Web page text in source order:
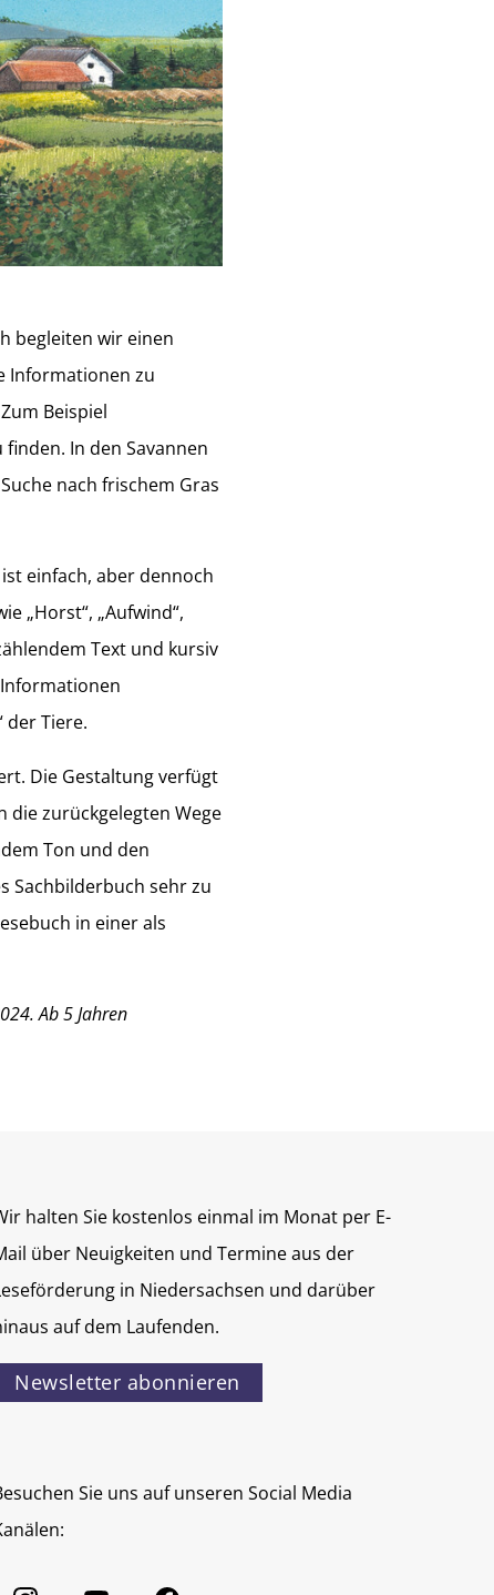
begleiten wir einen
Informationen zu
Beispiel
In den Savannen
nach frischem Gras
einfach, aber dennoch
„Horst“, „Aufwind“,
Text und kursiv
der Tiere.
Die Gestaltung verfügt
zurückgelegten Wege
Ton und den
Sachbilderbuch sehr zu
in einer als
Ab 5 Jahren
halten Sie kostenlos einmal im Monat per E-
über Neuigkeiten und Termine aus der
in Niedersachsen und darüber
auf dem Laufenden.
Newsletter abonnieren
Sie uns auf unseren Social Media